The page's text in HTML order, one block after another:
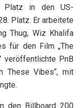
Platz in den US-
Platz. Er arbeitete
Thug, Wiz Khalifa
für den Film „The
veröffentlichte PnB
These Vibes“, mit
den Billboard 200